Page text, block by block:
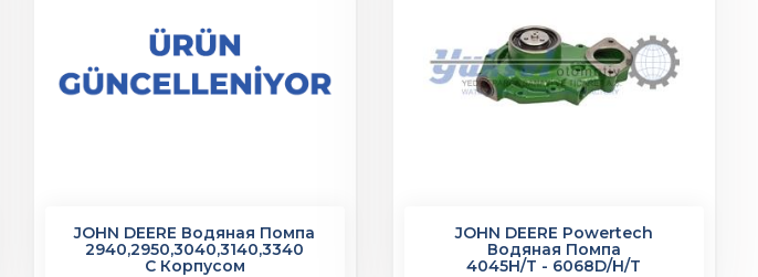
JOHN DEERE Водяная Помпа
2940,2950,3040,3140,3340
С Корпусом
JOHN DEERE Powertech
Водяная Помпа
4045H/T - 6068D/H/T